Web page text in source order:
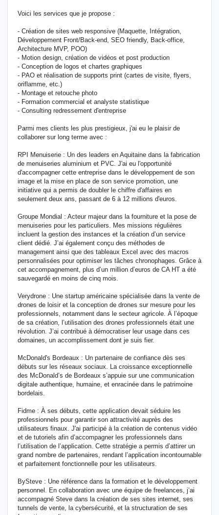
Voici les services que je propose :
- Création de sites web responsive (Maquette, Intégration,
Développement Front/Back-end, SEO friendly, Back-office,
Architecture MVP, POO)
- Motion design, création de vidéos et post production
- Conception de logos et chartes graphiques
- PAO et réalisation de supports print (cartes de visite, flyers,
oriflamme, etc.)
- Montage et retouche photo
- Formation commercial et analyste statistique
- Consulting redressement d'entreprise
Parmi mes clients les plus prestigieux, j'ai eu le plaisir de
collaborer sur long terme avec :
RPI Menuiserie : Un des leaders en Aquitaine dans la fabrication
de menuiseries aluminium et PVC. J'ai eu l'opportunité
d'accompagner cette entreprise dans le développement de son
image et la mise en place de son service promotion, une
initiative qui a permis de doubler le chiffre d'affaires en
seulement deux ans, passant de 6 à 12 millions d'euros.
Groupe Mondial : Acteur majeur dans la fourniture et la pose de
menuiseries pour les particuliers. Mes missions régulières
incluent la gestion des instances et la création d’un service
client dédié. J’ai également conçu des méthodes de
management ainsi que des tableaux Excel avec des macros
personnalisées pour optimiser les tâches chronophages. Grâce à
cet accompagnement, plus d’un million d’euros de CA HT a été
sauvegardé en moins de cinq mois.
Verydrone : Une startup américaine spécialisée dans la vente de
drones de loisir et la conception de drones sur mesure pour les
professionnels, notamment dans le secteur agricole. À l’époque
de sa création, l’utilisation des drones professionnels était une
révolution. J’ai contribué à démocratiser leur usage dans ces
domaines, un accomplissement dont je suis fier.
McDonald's Bordeaux : Un partenaire de confiance dès ses
débuts sur les réseaux sociaux. La croissance exceptionnelle
des McDonald’s de Bordeaux s’appuie sur une communication
digitale authentique, humaine, et enracinée dans le patrimoine
bordelais.
Fidme : À ses débuts, cette application devait séduire les
professionnels pour garantir son attractivité auprès des
utilisateurs finaux. J'ai participé à la création de contenus vidéo
et de tutoriels afin d’accompagner les professionnels dans
l’utilisation de l’application. Cette stratégie a permis d’attirer un
grand nombre de partenaires, rendant l’application incontournable
et parfaitement fonctionnelle pour les utilisateurs.
BySteve : Une référence dans la formation et le développement
personnel. En collaboration avec une équipe de freelances, j’ai
accompagné Steve dans la création de ses sites internet, ses
tunnels de vente, la cybersécurité, et la structuration de ses